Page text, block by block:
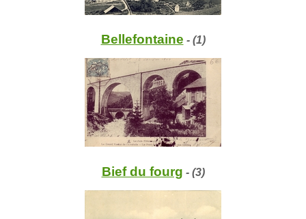
Bellefontaine - (1)
Bief du fourg - (3)